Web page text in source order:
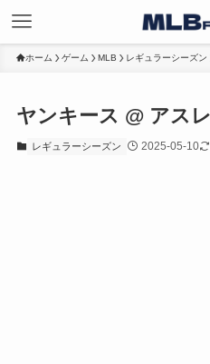
ホーム ゲーム MLB レギュラーシーズン
ヤンキース @ アス
レギュラーシーズン 2025-05-10